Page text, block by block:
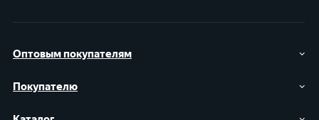
Оптовым покупателям
Покупателю